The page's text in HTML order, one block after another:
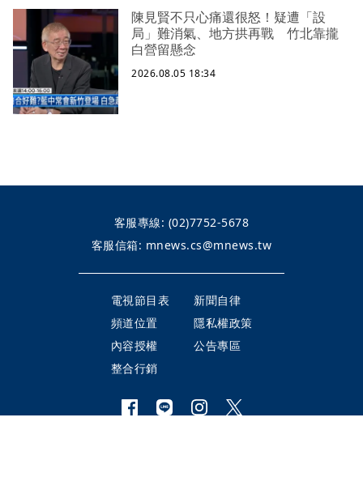
陳見賢不只心痛還很怒！疑遭「設
局」難消氣、地方拱再戰 竹北靠攏
白營留懸念
2026.08.05 18:34
客服專線: (02)7752-5678
客服信箱: mnews.cs@mnews.tw
電視節目表
新聞自律
頻道位置
隱私權政策
內容授權
公告專區
整合行銷